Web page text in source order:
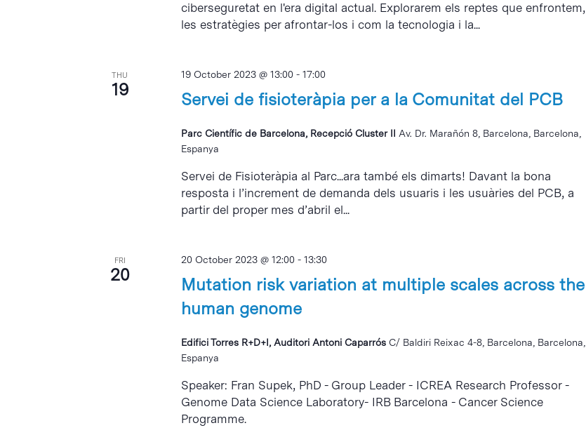
ciberseguretat en l'era digital actual. Explorarem els reptes que enfrontem,
les estratègies per afrontar-los i com la tecnologia i la...
THU
19 Servei de fisioteràpia per a la Comunitat del PCB
19 October 2023 @ 13:00- 17:00
Parc Científic de Barcelona, Recepció Cluster II Av. Dr. Marañón 8, Barcelona, Barcelona,
Espanya
Servei de Fisioteràpia al Parc...ara també els dimarts! Davant la bona
resposta i l’increment de demanda dels usuaris i les usuàries del PCB, a
partir del proper mes d’abril el...
FRI
20
Mutation risk variation at multiple scales across the
human genome
20 October 2023 @ 12:00- 13:30
Edifici Torres R+D+I, Auditori Antoni Caparrós C/ Baldiri Reixac 4-8, Barcelona, Barcelona,
Espanya
Speaker: Fran Supek, PhD - Group Leader - ICREA Research Professor -
Genome Data Science Laboratory- IRB Barcelona - Cancer Science
Programme.